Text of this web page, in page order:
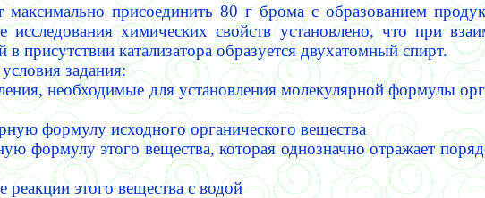
максимально присоединить 80 г брома с образованием
исследования химических свойств установлено, что при
в присутствии катализатора образуется двухатомный спирт.
задания:
необходимые для установления молекулярной формулы
формулу исходного органического вещества
формулу этого вещества, которая однозначно отражает
реакции этого вещества с водой